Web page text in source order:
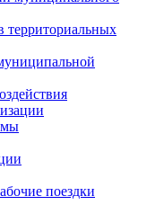
территориальных
поездки